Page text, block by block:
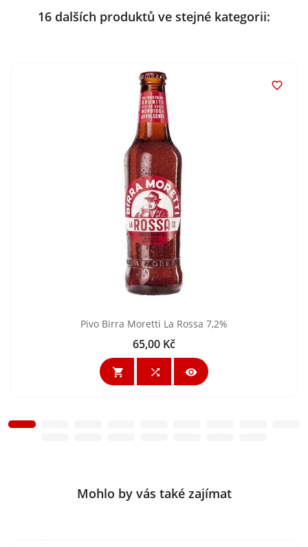
16 dalších produktů ve stejné kategorii:

Pivo Birra Moretti La Rossa 7,2%
Cena
65,00 Kč
  
Mohlo by vás také zajímat